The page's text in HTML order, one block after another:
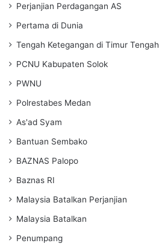
Perjanjian Perdagangan AS
Pertama di Dunia
Tengah Ketegangan di Timur Tengah
PCNU Kabupaten Solok
PWNU
Polrestabes Medan
As'ad Syam
Bantuan Sembako
BAZNAS Palopo
Baznas RI
Malaysia Batalkan Perjanjian
Malaysia Batalkan
Penumpang